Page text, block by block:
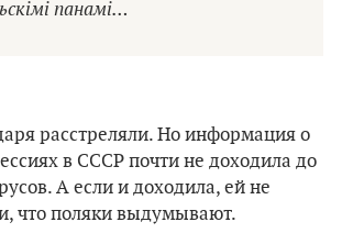
панамі…
расстреляли. Но информация о
в СССР почти не доходила до
А если и доходила, ей не
что поляки выдумывают.